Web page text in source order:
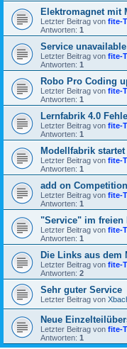
Elektromagnet mit
Letzter Beitrag von fite-
Antworten: 1
Service
Letzter Beitrag von fite-
Antworten: 1
Robo Pro Coding
Letzter Beitrag von fite-
Antworten: 1
Lernfabrik 4.0
Letzter Beitrag von fite-
Antworten: 1
Modellfabrik
Letzter Beitrag von fite-
Antworten: 1
add on
Letzter Beitrag von fite-
Antworten: 1
"Service" im freien
Letzter Beitrag von fite-
Antworten: 1
Die Links aus dem
Letzter Beitrag von fite-
Antworten: 2
Sehr guter Service
Letzter Beitrag von
Neue
Letzter Beitrag von fite-
Antworten: 1